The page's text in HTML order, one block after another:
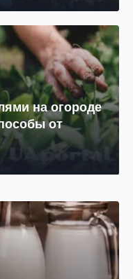
на огороде
от